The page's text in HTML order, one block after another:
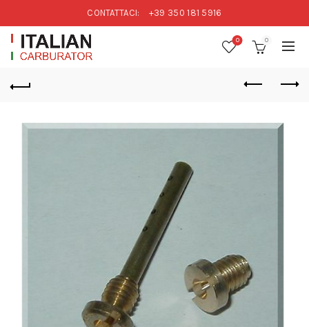
CONTATTACI: +39 350 181 5916
0 0